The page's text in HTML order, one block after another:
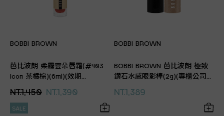
BOBBI BROWN
芭比波朗 柔霧雲朵唇霜(#403
Icon 茶橘棕)(6ml)(效期
NT.1,450 NT.1,390
SALE
BOBBI BROWN
BOBBI BROWN 芭比波朗 極致
鑽石水感眼影棒(2g)(專櫃公司
NT.1,389